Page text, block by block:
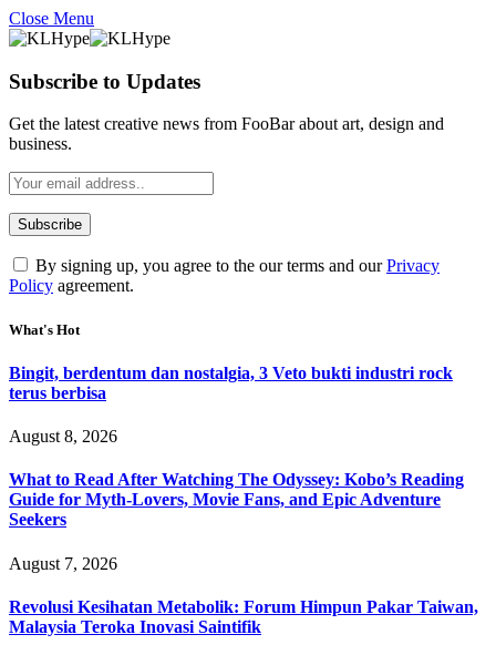
Close Menu
Subscribe to Updates
Get the latest creative news from FooBar about art, design and
business.
By signing up, you agree to the our terms and ourPrivacy
Policy agreement.
What's Hot
Bingit, berdentum dan nostalgia, 3 Veto bukti industri rock
terus berbisa
August 8, 2026
What to Read After Watching The Odyssey: Kobo’s Reading
Guide for Myth-Lovers, Movie Fans, and Epic Adventure
Seekers
August 7, 2026
Revolusi Kesihatan Metabolik: Forum Himpun Pakar Taiwan,
Malaysia Teroka Inovasi Saintifik